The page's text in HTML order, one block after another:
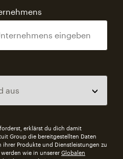
erklärst du dich damit
Group die bereitgestellten Daten
Produkte und Dienstleistungen zu
wie in unserer Globalen